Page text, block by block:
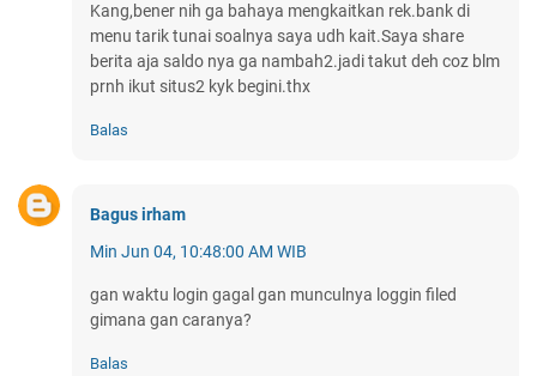
Kang,bener nih ga bahaya mengkaitkan rek.bank di
menu tarik tunai soalnya saya udh kait.Saya share
berita aja saldo nya ga nambah2.jadi takut deh coz blm
prnh ikut situs2 kyk begini.thx
Balas
Bagus irham
Min Jun 04, 10:48:00 AM WIB
gan waktu login gagal gan munculnya loggin filed
gimana gan caranya?
Balas